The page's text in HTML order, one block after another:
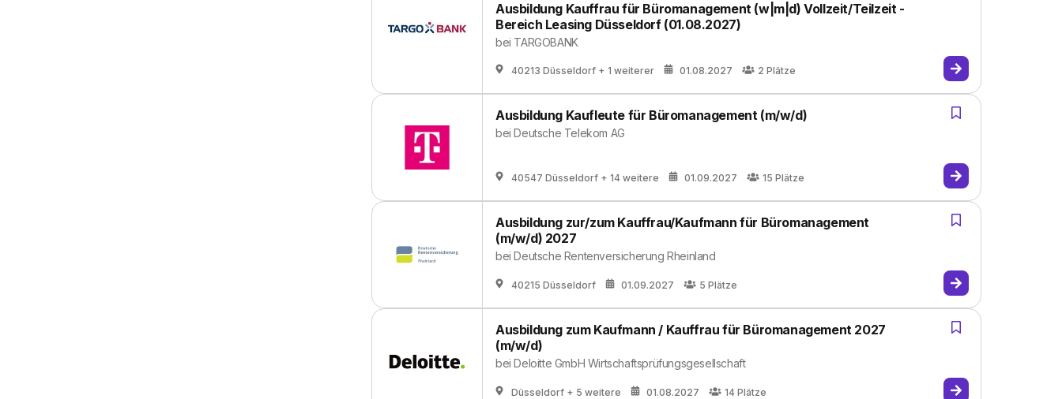
Ausbildung Kauffrau für Büromanagement (w|m|d) Vollzeit/Teilzeit -
Bereich Leasing Düsseldorf (01.08.2027)
bei TARGOBANK
40213 Düsseldorf + 1 weiterer 01.08.2027 2 Plätze
Ausbildung Kaufleute für Büromanagement (m/w/d)
beiDeutsche Telekom AG
40547 Düsseldorf + 14 weitere 01.09.2027 15 Plätze
Ausbildung zur/zum Kauffrau/Kaufmann für Büromanagement
(m/w/d) 2027
beiDeutsche Rentenversicherung Rheinland
40215 Düsseldorf 01.09.2027 5 Plätze
Ausbildung zum Kaufmann / Kauffrau für Büromanagement 2027
(m/w/d)
beiDeloitte GmbH Wirtschaftsprüfungsgesellschaft
Düsseldorf + 5 weitere 01.08.2027 14 Plätze